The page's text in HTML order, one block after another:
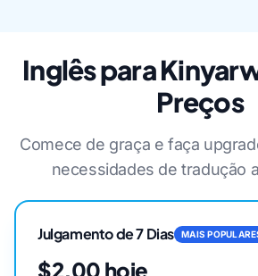
Inglês para
Preços
Comece de graça e faça
necessidades de tradução
Julgamento de 7 Dias MAIS
$2,00 hoje